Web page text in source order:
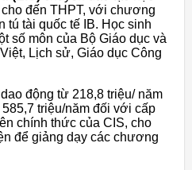
đến THPT, với chương
tú tài quốc tế IB. Học sinh
số môn của Bộ Giáo dục và
Lịch sử, Giáo dục Công
động từ 218,8 triệu/ năm
triệu/năm đối với cấp
chính thức của CIS, cho
để giảng dạy các chương